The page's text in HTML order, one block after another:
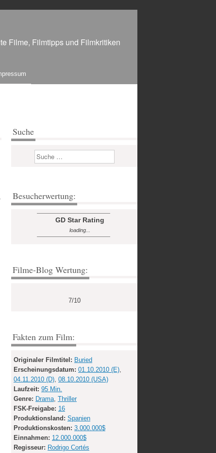
Filme, Filmtipps und Filmkritiken
Suche
Suchen
Besucherwertung:
GD Star Rating
loading...
Filme-Blog Wertung:
7/10
Fakten zum Film:
Originaler Filmtitel: Buried
Erscheinungsdatum: 01.10.2010 (E),
04.11.2010 (D), 08.10.2010 (USA)
Laufzeit: 95 Min.
Genre: Drama, Thriller
FSK-Freigabe: 16
Produktionsland: Spanien
Produktionskosten: 3.000.000$
Einnahmen: 12.000.000$
Regisseur: Rodrigo Cortés